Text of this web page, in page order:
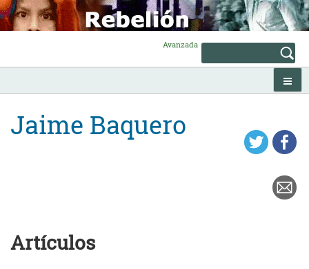
Skip
to
content
Avanzada
Jaime Baquero
Artículos